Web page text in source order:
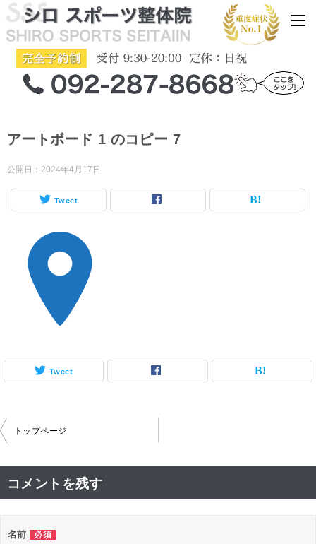
アートボード 1 のコピー 7
公開日： 2024年4月17日
Tweet
Tweet
投
ビ
トップページ
コメントを残す
名前 必須